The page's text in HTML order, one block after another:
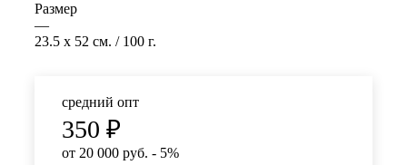
Размер
—
23.5 x 52 см. / 100 г.
средний опт
350 ₽
от 20 000 руб. - 5%